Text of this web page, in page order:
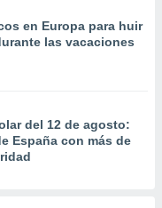
en Europa para huir
las vacaciones
del 12 de agosto:
España con más de